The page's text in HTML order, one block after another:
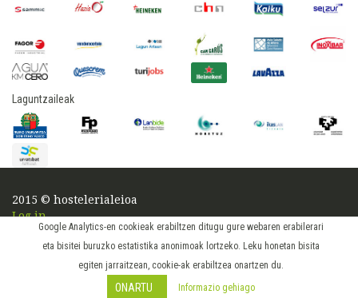
Google Analytics-en cookieak erabiltzen ditugu gure webaren erabilerari
eta bisitei buruzko estatistika anonimoak lortzeko. Leku honetan bisita
egiten jarraitzean, cookie-ak erabiltzea onartzen du.
ONARTU Informazio gehiago
Laguntzaileak
2015 © hostelerialeioa
Log in